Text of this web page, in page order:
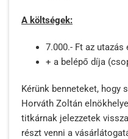
A költségek:
7.000.- Ft az
+ a belépő díja
Kérünk benneteket, hogy
Horváth Zoltán
titkárnak jelezzetek
részt venni a